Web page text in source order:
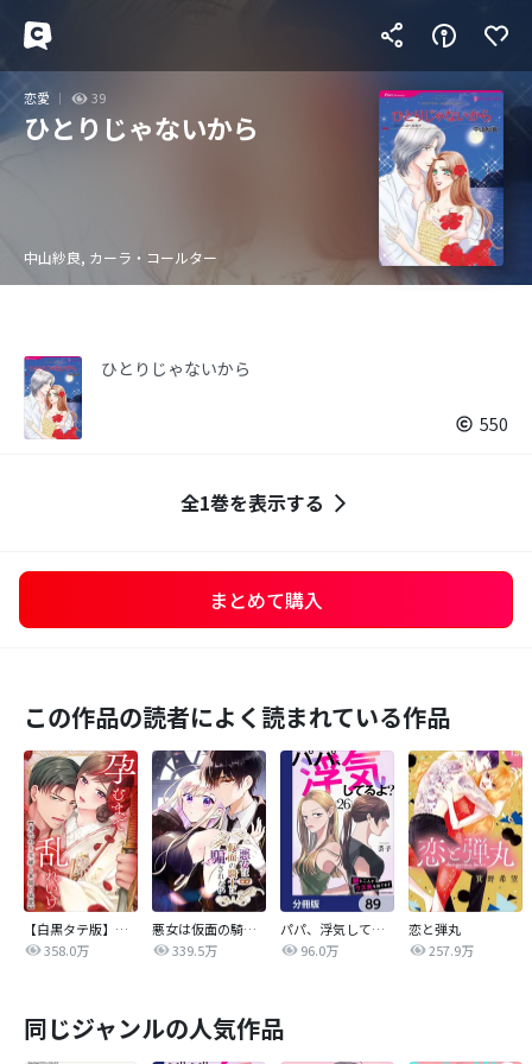
恋愛 39
ひとりじゃないから
中山紗良, カーラ・コールター
ひとりじゃないから
550
全1巻を表示する
まとめて購入
この作品の読者によく読まれている作品
【白黒タテ版】孕むまで乱れいけ～身代わり花嫁と軍服の猛愛
358.0万
悪女は仮面の騎士に騙されない
339.5万
パパ、浮気してるよ？娘と二人でクズ夫を捨てます【分冊版】
96.0万
恋と弾丸
257.9万
同じジャンルの人気作品